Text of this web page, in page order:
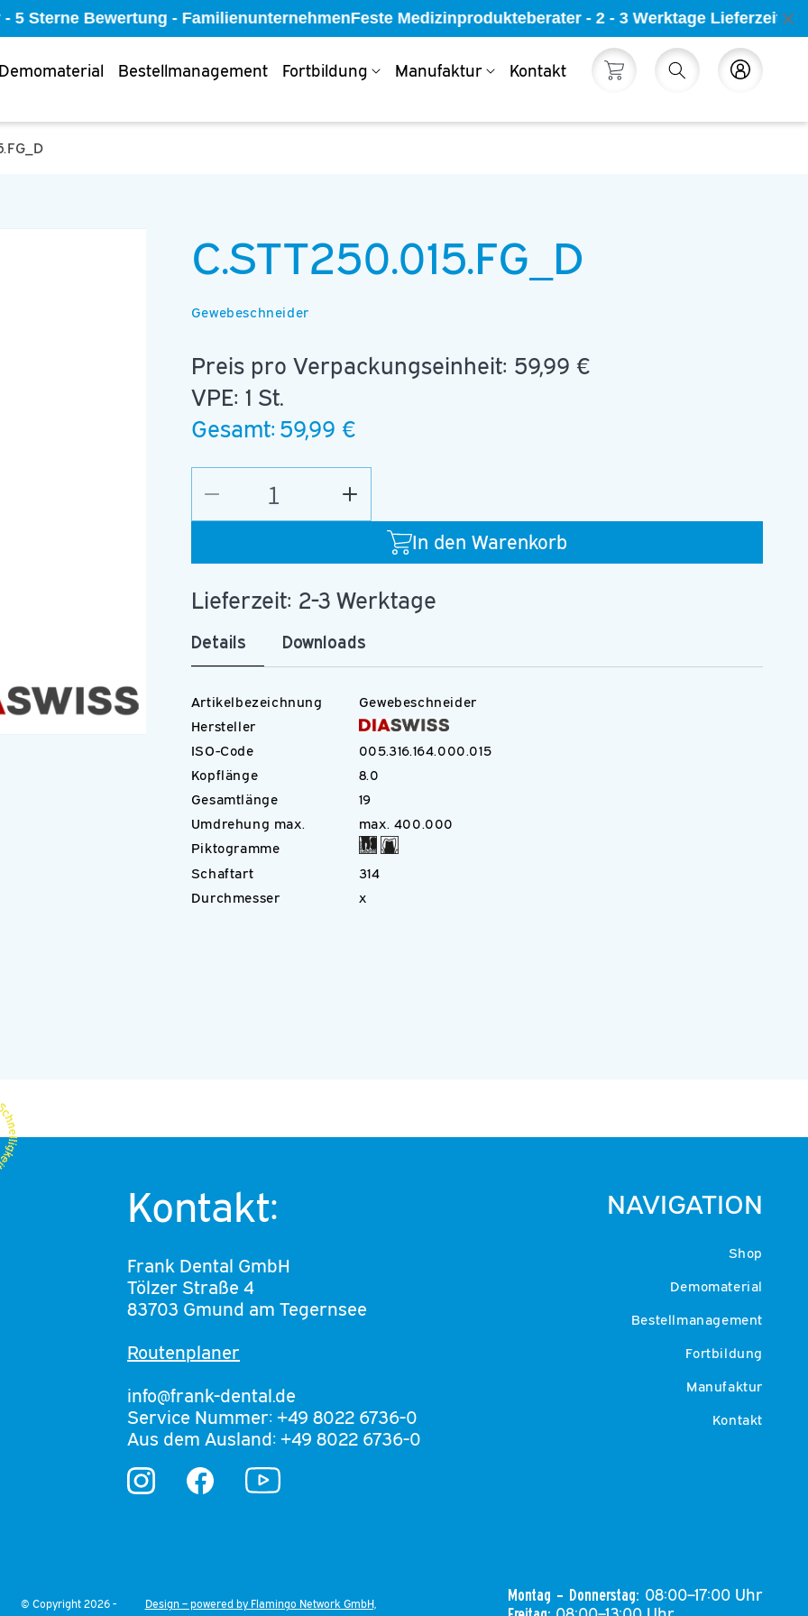
Sterne Bewertung - FamilienunternehmenFeste Medizinprodukteberater - 2 - 3 Werktage Lieferzeit -
Demomaterial Bestellmanagement Fortbildung Manufaktur Kontakt Warenkorb Einloggen
C.STT250.015.FG_D
Gewebeschneider
Preis pro Verpackungseinheit: 59,99 €
VPE: 1 St.
Gesamt: 59,99 €
In den Warenkorb
Verringere
die
Erhöhe
die
Menge
Lieferzeit: 2-3 Werktage
Details Downloads
Artikelbezeichnung
Gewebeschneider
Hersteller
ISO-Code
005.316.164.000.015
Kopflänge
8.0
Gesamtlänge
19
Umdrehung max.
max. 400.000
Piktogramme
Schaftart
314
Durchmesser
x
Kontakt:
Frank Dental GmbH
Tölzer Straße 4
83703 Gmund am Tegernsee
Routenplaner
info@frank-dental.de
Service Nummer: +49 8022 6736-0
Aus dem Ausland: +49 8022 6736-0
InstagramFacebook YouTube
NAVIGATION
Shop
Demomaterial
Bestellmanagement
Fortbildung
Manufaktur
Kontakt
© Copyright 2026 -
Design – powered by Flamingo Network GmbH,
Montag – Donnerstag: 08:00–17:00 Uhr